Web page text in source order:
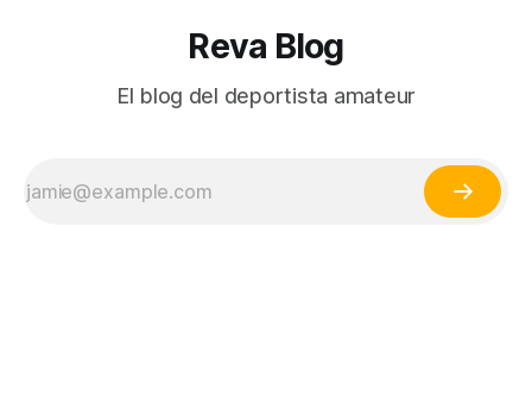
Reva Blog
El blog del deportista amateur